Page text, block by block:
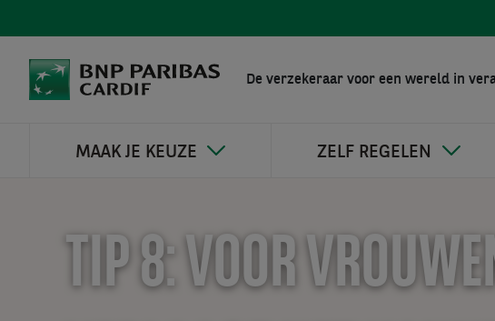
De verzekeraar voor een wereld in
MAAK JE KEUZE ZELF REGELEN
TIP 8: VOOR